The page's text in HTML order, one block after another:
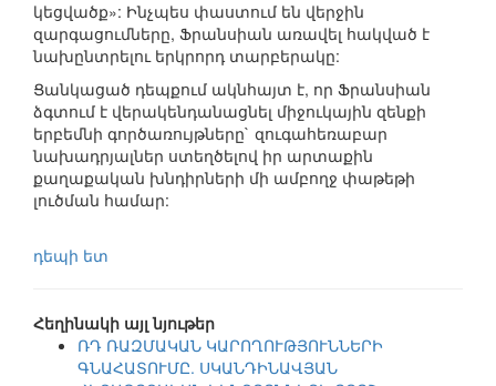
կեցվածք»: Ինչպես փաստում են վերջին
զարգացումները, Ֆրանսիան առավել հակված է
նախընտրելու երկրորդ տարբերակը:
Ցանկացած դեպքում ակնհայտ է, որ Ֆրանսիան
ձգտում է վերակենդանացնել միջուկային զենքի
երբեմնի գործառույթները` զուգահեռաբար
նախադրյալներ ստեղծելով իր արտաքին
քաղաքական խնդիրների մի ամբողջ փաթեթի
լուծման համար:
դեպի ետ
Հեղինակի այլ նյութեր
ՌԴ ՌԱԶՄԱԿԱՆ ԿԱՐՈՂՈՒԹՅՈՒՆՆԵՐԻ
ԳՆԱՀԱՏՈՒՄԸ. ՍԿԱՆԴԻՆԱՎՅԱՆ